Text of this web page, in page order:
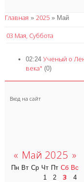
Главная » 2025 » Май
03 Мая, Суббота
02:24 Ученый о
века" (0)
Вход на сайт
« Май 2025 »
Пн Вт Ср Чт Пт Сб Вс
1
2 3
4